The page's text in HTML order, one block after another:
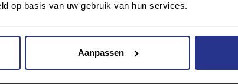
op basis van uw gebruik van hun services.
Aanpassen